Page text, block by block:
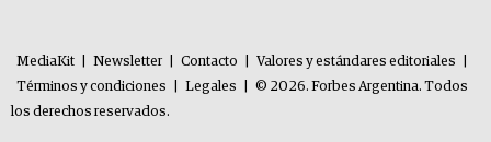
MediaKit Newsletter Contacto Valores y estándares editoriales
Términos y condiciones
Legales
© 2026. Forbes Argentina. Todos
los derechos reservados.